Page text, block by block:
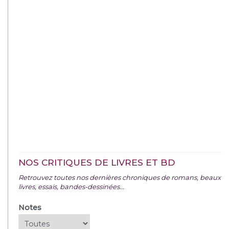
NOS CRITIQUES DE LIVRES ET BD
Retrouvez toutes nos dernières chroniques de romans, beaux
livres, essais, bandes-dessinées...
Notes